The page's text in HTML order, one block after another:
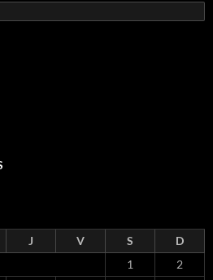
J V S
D
1
2